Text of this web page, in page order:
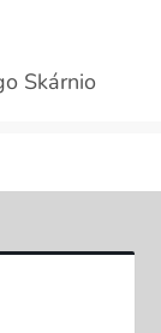
Skárnio